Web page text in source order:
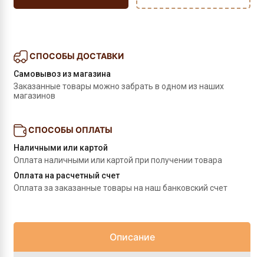
СПОСОБЫ ДОСТАВКИ
Самовывоз из магазина
Заказанные товары можно забрать в одном из наших
магазинов
СПОСОБЫ ОПЛАТЫ
Наличными или картой
Оплата наличными или картой при получении товара
Оплата на расчетный счет
Оплата за заказанные товары на наш банковский счет
Описание